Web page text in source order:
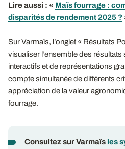
Lire aussi : « Maïs fourrage :
disparités de rendement 2025 ?
Sur Varmaïs, l’onglet « Résultats
visualiser l’ensemble des
interactifs et de représentations
compte simultanée de différents
appréciation de la valeur
fourrage.
Consultez sur Varmaïs les